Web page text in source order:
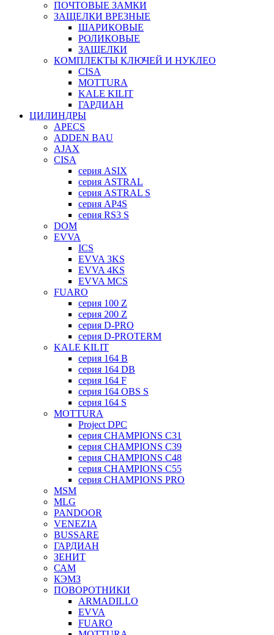
ПОЧТОВЫЕ ЗАМКИ
ЗАЩЕЛКИ ВРЕЗНЫЕ
ШАРИКОВЫЕ
РОЛИКОВЫЕ
ЗАЩЕЛКИ
КОМПЛЕКТЫ КЛЮЧЕЙ И НУКЛЕО
CISA
MOTTURA
KALE KILIT
ГАРДИАН
ЦИЛИНДРЫ
APECS
ADDEN BAU
AJAX
CISA
серия ASIX
серия ASTRAL
серия ASTRAL S
серия AP4S
серия RS3 S
DOM
EVVA
ICS
EVVA 3KS
EVVA 4KS
EVVA MCS
FUARO
серия 100 Z
серия 200 Z
серия D-PRO
серия D-PROTERM
KALE KILIT
серия 164 B
серия 164 DB
серия 164 F
серия 164 OBS S
серия 164 S
MOTTURA
Project DPC
серия CHAMPIONS C31
серия CHAMPIONS C39
серия CHAMPIONS C48
серия CHAMPIONS C55
серия CHAMPIONS PRO
MSM
MLG
PANDOOR
VENEZIA
BUSSARE
ГАРДИАН
ЗЕНИТ
САМ
КЭМЗ
ПОВОРОТНИКИ
ARMADILLO
EVVA
FUARO